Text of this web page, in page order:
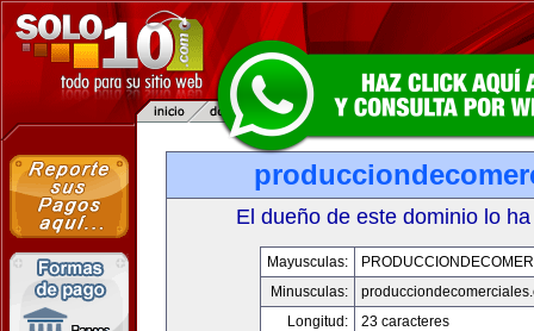
El dueño de este dominio lo
Mayusculas:
Minusculas:
Longitud:
23 caracteres